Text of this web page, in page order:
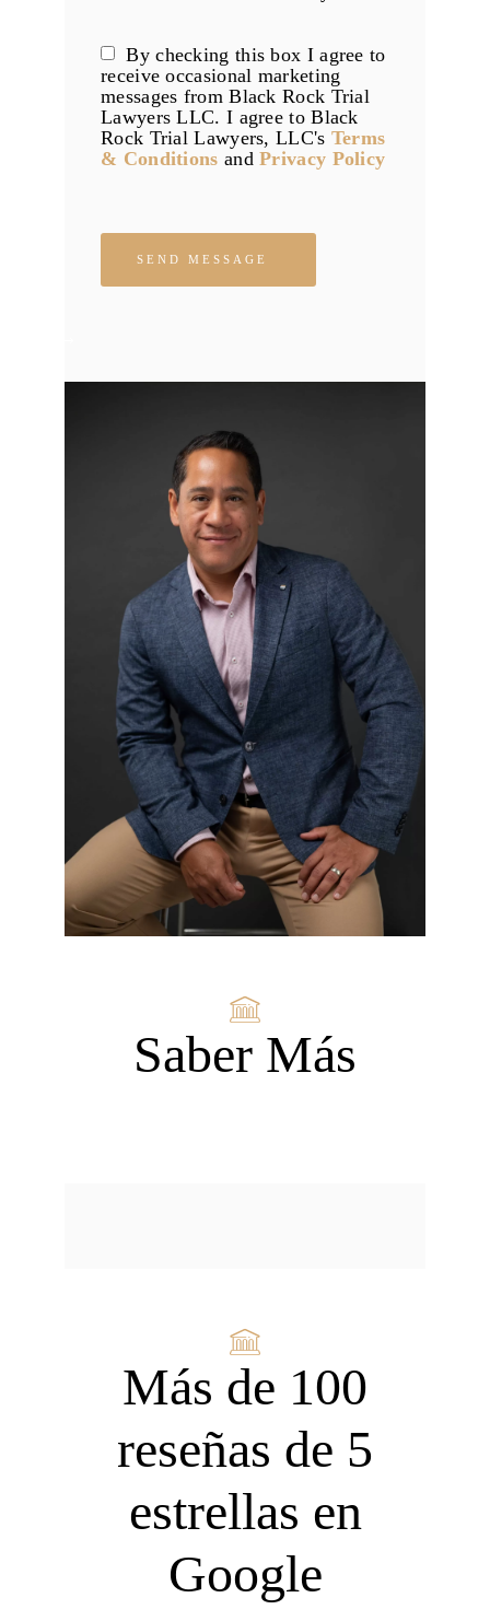
By checking this box I agree to
receive occasional marketing
messages from Black Rock Trial
Lawyers LLC. I agree to Black
Rock Trial Lawyers, LLC's Terms
& Conditions andPrivacy Policy
Please leave this field empty.
Saber Más
Más de 100
reseñas de 5
estrellas en
Google